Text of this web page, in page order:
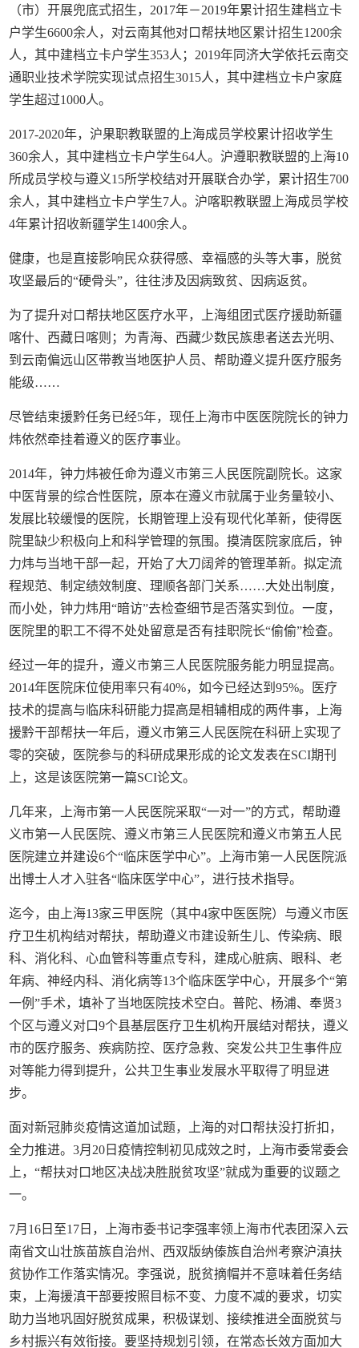
（市）开展兜底式招生，2017年－2019年累计招生建档立卡
户学生6600余人，对云南其他对口帮扶地区累计招生1200余
人，其中建档立卡户学生353人；2019年同济大学依托云南交
通职业技术学院实现试点招生3015人，其中建档立卡户家庭
学生超过1000人。
2017-2020年，沪果职教联盟的上海成员学校累计招收学生
360余人，其中建档立卡户学生64人。沪遵职教联盟的上海10
所成员学校与遵义15所学校结对开展联合办学，累计招生700
余人，其中建档立卡户学生7人。沪喀职教联盟上海成员学校
4年累计招收新疆学生1400余人。
健康，也是直接影响民众获得感、幸福感的头等大事，脱贫
攻坚最后的“硬骨头”，往往涉及因病致贫、因病返贫。
为了提升对口帮扶地区医疗水平，上海组团式医疗援助新疆
喀什、西藏日喀则；为青海、西藏少数民族患者送去光明、
到云南偏远山区带教当地医护人员、帮助遵义提升医疗服务
能级……
尽管结束援黔任务已经5年，现任上海市中医医院院长的钟力
炜依然牵挂着遵义的医疗事业。
2014年，钟力炜被任命为遵义市第三人民医院副院长。这家
中医背景的综合性医院，原本在遵义市就属于业务量较小、
发展比较缓慢的医院，长期管理上没有现代化革新，使得医
院里缺少积极向上和科学管理的氛围。摸清医院家底后，钟
力炜与当地干部一起，开始了大刀阔斧的管理革新。拟定流
程规范、制定绩效制度、理顺各部门关系……大处出制度，
而小处，钟力炜用“暗访”去检查细节是否落实到位。一度，
医院里的职工不得不处处留意是否有挂职院长“偷偷”检查。
经过一年的提升，遵义市第三人民医院服务能力明显提高。
2014年医院床位使用率只有40%，如今已经达到95%。医疗
技术的提高与临床科研能力提高是相辅相成的两件事，上海
援黔干部帮扶一年后，遵义市第三人民医院在科研上实现了
零的突破，医院参与的科研成果形成的论文发表在SCI期刊
上，这是该医院第一篇SCI论文。
几年来，上海市第一人民医院采取“一对一”的方式，帮助遵
义市第一人民医院、遵义市第三人民医院和遵义市第五人民
医院建立并建设6个“临床医学中心”。上海市第一人民医院派
出博士人才入驻各“临床医学中心”，进行技术指导。
迄今，由上海13家三甲医院（其中4家中医医院）与遵义市医
疗卫生机构结对帮扶，帮助遵义市建设新生儿、传染病、眼
科、消化科、心血管科等重点专科，建成心脏病、眼科、老
年病、神经内科、消化病等13个临床医学中心，开展多个“第
一例”手术，填补了当地医院技术空白。普陀、杨浦、奉贤3
个区与遵义对口9个县基层医疗卫生机构开展结对帮扶，遵义
市的医疗服务、疾病防控、医疗急救、突发公共卫生事件应
对等能力得到提升，公共卫生事业发展水平取得了明显进
步。
面对新冠肺炎疫情这道加试题，上海的对口帮扶没打折扣，
全力推进。3月20日疫情控制初见成效之时，上海市委常委会
上，“帮扶对口地区决战决胜脱贫攻坚”就成为重要的议题之
一。
7月16日至17日，上海市委书记李强率领上海市代表团深入云
南省文山壮族苗族自治州、西双版纳傣族自治州考察沪滇扶
贫协作工作落实情况。李强说，脱贫摘帽并不意味着任务结
束，上海援滇干部要按照目标不变、力度不减的要求，切实
助力当地巩固好脱贫成果，积极谋划、接续推进全面脱贫与
乡村振兴有效衔接。要坚持规划引领，在常态长效方面加大